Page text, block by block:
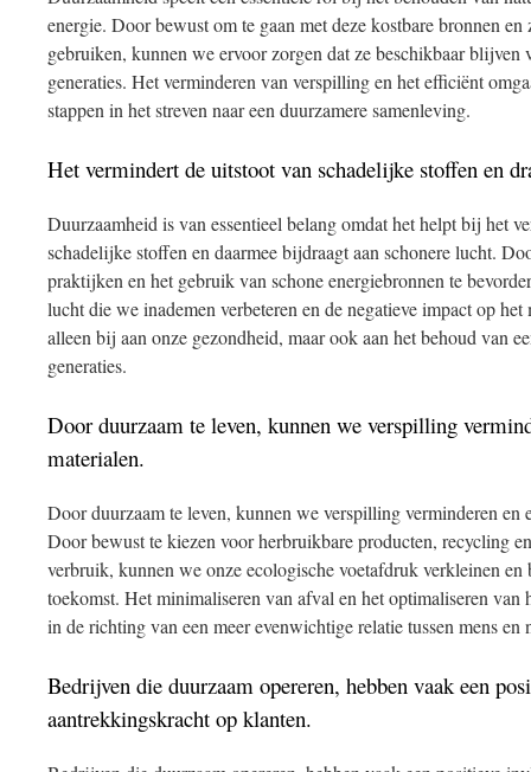
energie. Door bewust om te gaan met deze kostbare bronnen en
gebruiken, kunnen we ervoor zorgen dat ze beschikbaar blijven
generaties. Het verminderen van verspilling en het efficiënt
stappen in het streven naar een duurzamere samenleving.
Het vermindert de uitstoot van schadelijke stoffen en
Duurzaamheid is van essentieel belang omdat het helpt bij het
schadelijke stoffen en daarmee bijdraagt aan schonere lucht.
praktijken en het gebruik van schone energiebronnen te
lucht die we inademen verbeteren en de negatieve impact op
alleen bij aan onze gezondheid, maar ook aan het behoud van
generaties.
Door duurzaam te leven, kunnen we verspilling
materialen.
Door duurzaam te leven, kunnen we verspilling verminderen en
Door bewust te kiezen voor herbruikbare producten, recycling
verbruik, kunnen we onze ecologische voetafdruk verkleinen en
toekomst. Het minimaliseren van afval en het optimaliseren van
in de richting van een meer evenwichtige relatie tussen mens en
Bedrijven die duurzaam opereren, hebben vaak een
aantrekkingskracht op klanten.